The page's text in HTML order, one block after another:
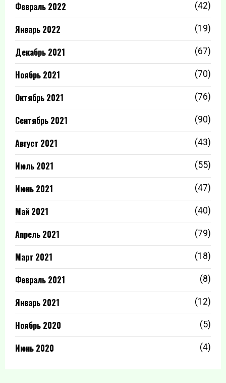
Февраль 2022 (42)
Январь 2022 (19)
Декабрь 2021 (67)
Ноябрь 2021 (70)
Октябрь 2021 (76)
Сентябрь 2021 (90)
Август 2021 (43)
Июль 2021 (55)
Июнь 2021 (47)
Май 2021 (40)
Апрель 2021 (79)
Март 2021 (18)
Февраль 2021 (8)
Январь 2021 (12)
Ноябрь 2020 (5)
Июнь 2020 (4)